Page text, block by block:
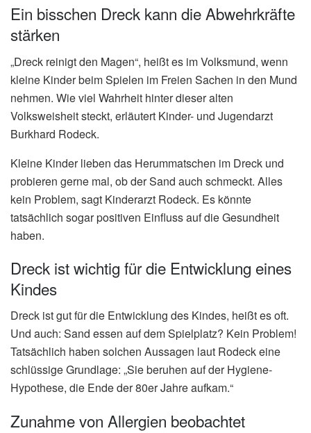
Ein bisschen Dreck kann die Abwehrkräfte
stärken
„Dreck reinigt den Magen“, heißt es im Volksmund, wenn
kleine Kinder beim Spielen im Freien Sachen in den Mund
nehmen. Wie viel Wahrheit hinter dieser alten
Volksweisheit steckt, erläutert Kinder- und Jugendarzt
Burkhard Rodeck.
Kleine Kinder lieben das Herummatschen im Dreck und
probieren gerne mal, ob der Sand auch schmeckt. Alles
kein Problem, sagt Kinderarzt Rodeck. Es könnte
tatsächlich sogar positiven Einfluss auf die Gesundheit
haben.
Dreck ist wichtig für die Entwicklung eines
Kindes
Dreck ist gut für die Entwicklung des Kindes, heißt es oft.
Und auch: Sand essen auf dem Spielplatz? Kein Problem!
Tatsächlich haben solchen Aussagen laut Rodeck eine
schlüssige Grundlage: „Sie beruhen auf der Hygiene-
Hypothese, die Ende der 80er Jahre aufkam.“
Zunahme von Allergien beobachtet